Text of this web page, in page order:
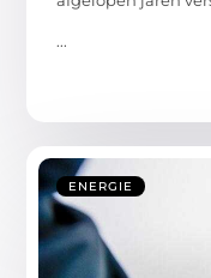
...
ENERGIE